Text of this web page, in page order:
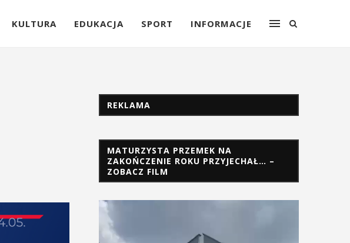
KULTURA EDUKACJA SPORT INFORMACJE
REKLAMA
MATURZYSTA PRZEMEK NA
ZAKOŃCZENIE ROKU PRZYJECHAŁ… –
ZOBACZ FILM
Odtwarzacz
video